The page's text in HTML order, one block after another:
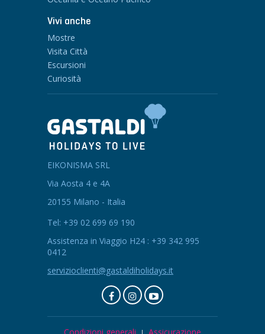
Vivi anche
Mostre
Visita Città
Escursioni
Curiosità
EIKONISMA SRL
Via Aosta 4 e 4A
20155 Milano - Italia
Tel: +39 02 699 69 190
Assistenza in Viaggio H24 : +39 342 995
0412
servizioclienti@gastaldiholidays.it